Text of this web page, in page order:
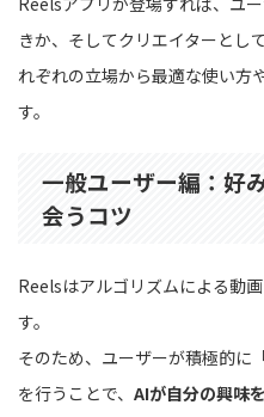
きか、そしてクリエイターとし
れぞれの立場から最適な使い方
す。
一般ユーザー編：好
会うコツ
Reelsはアルゴリズムによる動
す。
そのため、ユーザーが積極的に
を行うことで、 AIが自分の興味